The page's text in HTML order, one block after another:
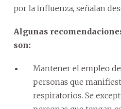
por la influenza, señalan
Algunas
son:
Mantener el empleo
personas que
respiratorios. Se